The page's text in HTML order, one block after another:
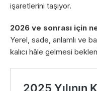
işaretlerini taşıyor.
2026 ve sonrası için
Yerel, sade, anlamlı ve
kalıcı hâle gelmesi